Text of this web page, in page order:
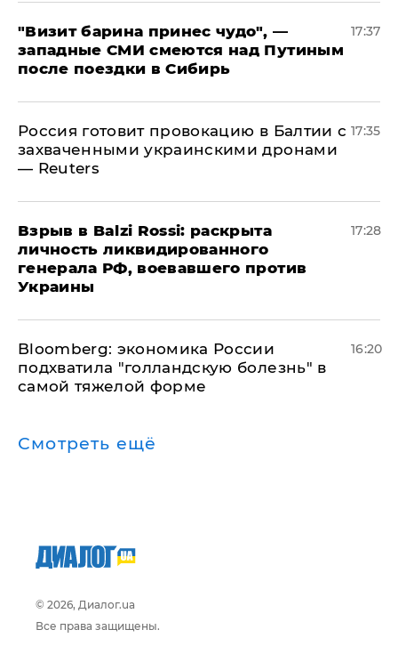
"Визит барина принес чудо", —
западные СМИ смеются над Путиным
после поездки в Сибирь
17:37
​Россия готовит провокацию в Балтии с
захваченными украинскими дронами
— Reuters
17:35
​Взрыв в Balzi Rossi: раскрыта
личность ликвидированного
генерала РФ, воевавшего против
Украины
17:28
Bloomberg: экономика России
подхватила "голландскую болезнь" в
самой тяжелой форме
16:20
Смотреть ещё
© 2026, Диалог.ua
Все права защищены.